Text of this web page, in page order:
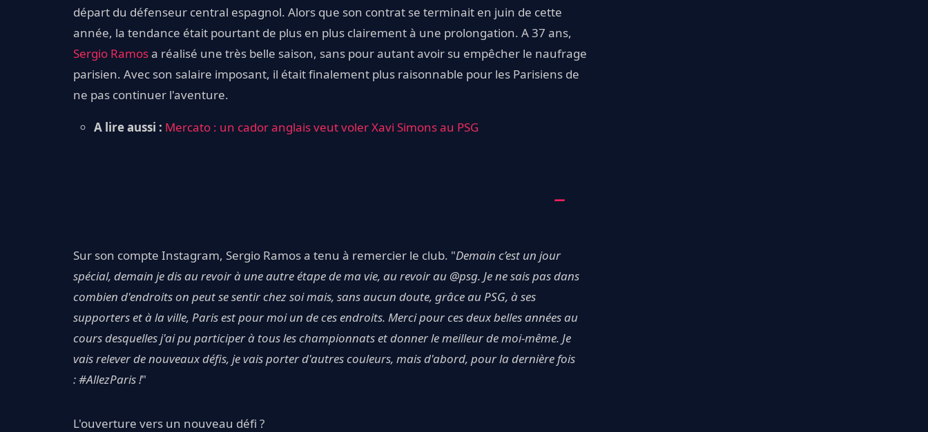
départ du défenseur central espagnol. Alors que son contrat se terminait en juin de cette
année, la tendance était pourtant de plus en plus clairement à une prolongation. A 37 ans,
Sergio Ramosa réalisé une très belle saison, sans pour autant avoir su empêcher le naufrage
parisien. Avec son salaire imposant, il était finalement plus raisonnable pour les Parisiens de
ne pas continuer l'aventure.
A lire aussi : Mercato : un cador anglais veut voler Xavi Simons au PSG
Sur son compte Instagram, Sergio Ramos a tenu à remercier le club. "Demain c’est un jour
spécial, demain je dis au revoir à une autre étape de ma vie, au revoir au @psg. Je ne sais pas dans
combien d'endroits on peut se sentir chez soi mais, sans aucun doute, grâce au PSG, à ses
supporters et à la ville, Paris est pour moi un de ces endroits. Merci pour ces deux belles années au
cours desquelles j'ai pu participer à tous les championnats et donner le meilleur de moi-même. Je
vais relever de nouveaux défis, je vais porter d'autres couleurs, mais d'abord, pour la dernière fois
: #AllezParis !"
L'ouverture vers un nouveau défi ?